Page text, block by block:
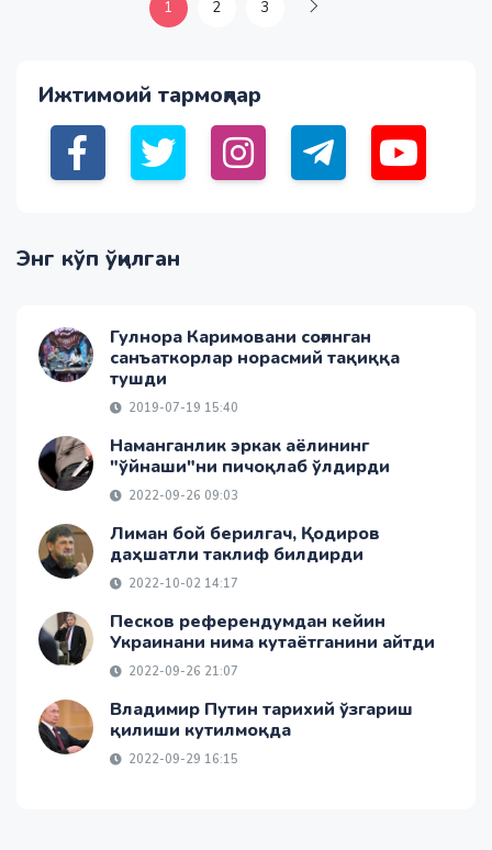
1 2 3
Ижтимоий тармоқлар
Энг кўп ўқилган
Гулнора Каримовани соғинган
санъаткорлар норасмий тақиққа
тушди
2019-07-19 15:40
Наманганлик эркак аёлининг
"ўйнаши"ни пичоқлаб ўлдирди
2022-09-26 09:03
Лиман бой берилгач, Қодиров
даҳшатли таклиф билдирди
2022-10-02 14:17
Песков референдумдан кейин
Украинани нима кутаётганини айтди
2022-09-26 21:07
Владимир Путин тарихий ўзгариш
қилиши кутилмоқда
2022-09-29 16:15